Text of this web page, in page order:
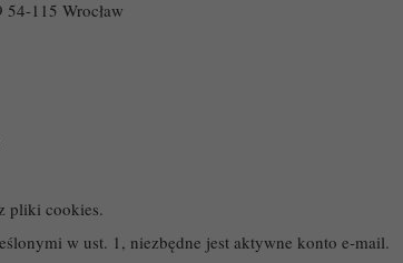
115 Wrocław
pliki cookies.
w ust. 1, niezbędne jest aktywne konto e-mail.